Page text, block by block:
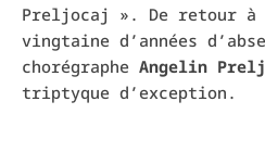
Preljocaj ». De retour à
vingtaine d’années
chorégraphe Angelin
triptyque d’exception.